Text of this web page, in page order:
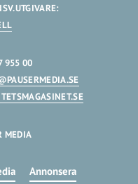
955 00
MEDIA
Annonsera